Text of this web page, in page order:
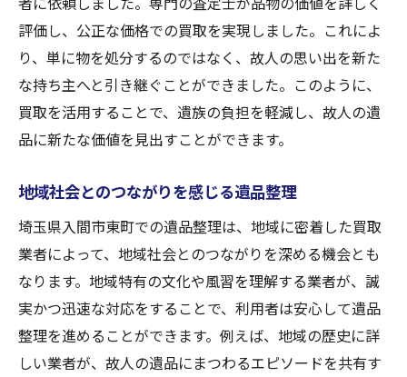
評価し、公正な価格での買取を実現しました。これによ
り、単に物を処分するのではなく、故人の思い出を新た
な持ち主へと引き継ぐことができました。このように、
買取を活用することで、遺族の負担を軽減し、故人の遺
品に新たな価値を見出すことができます。
地域社会とのつながりを感じる遺品整理
埼玉県入間市東町での遺品整理は、地域に密着した買取
業者によって、地域社会とのつながりを深める機会とも
なります。地域特有の文化や風習を理解する業者が、誠
実かつ迅速な対応をすることで、利用者は安心して遺品
整理を進めることができます。例えば、地域の歴史に詳
しい業者が、故人の遺品にまつわるエピソードを共有す